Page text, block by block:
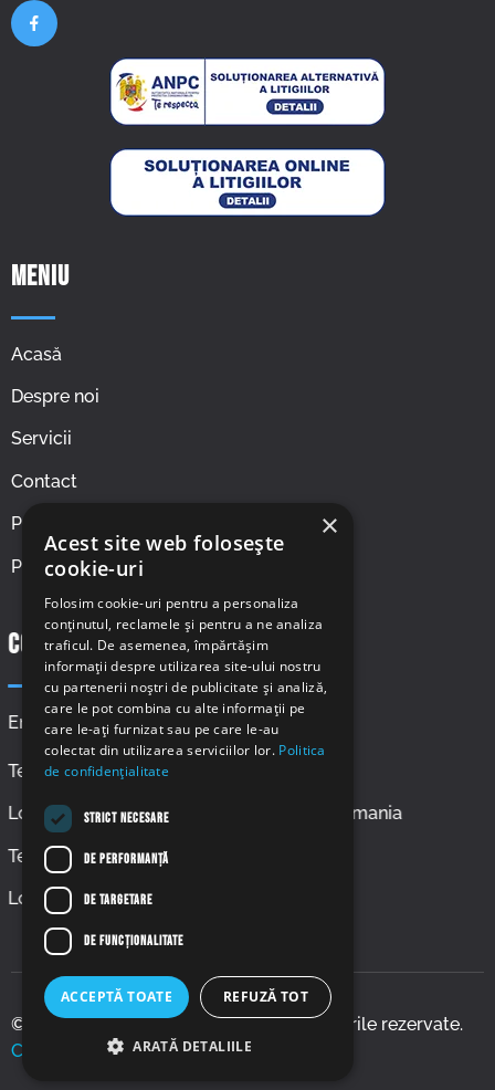
Meniu
Acasă
Despre noi
Servicii
Contact
Politica cookie
Politica de confidentialitate
Contact
Email: office@gheatalamal.ro
Telefon: 07.67.164.914
Locaţie: Strada Morii 2, 907085 Corbu, Romania
Telefon: 07.77.112.372
Locație: Frigoriferului Nr 6, Sibiu
© 2026 Gheata la mal S.R.L. Toate drepturile rezervate.
Creat de Global Marketing – IT
×
Acest site web folosește
cookie-uri
Folosim cookie-uri pentru a personaliza
conținutul, reclamele și pentru a ne analiza
traficul. De asemenea, împărtășim
informații despre utilizarea site-ului nostru
cu partenerii noștri de publicitate și analiză,
care le pot combina cu alte informații pe
care le-ați furnizat sau pe care le-au
colectat din utilizarea serviciilor lor. Politica
de confidențialitate
STRICT NECESARE
DE PERFORMANȚĂ
DE TARGETARE
DE FUNCŢIONALITATE
ACCEPTĂ TOATE REFUZĂ TOT
ARATĂ DETALIILE